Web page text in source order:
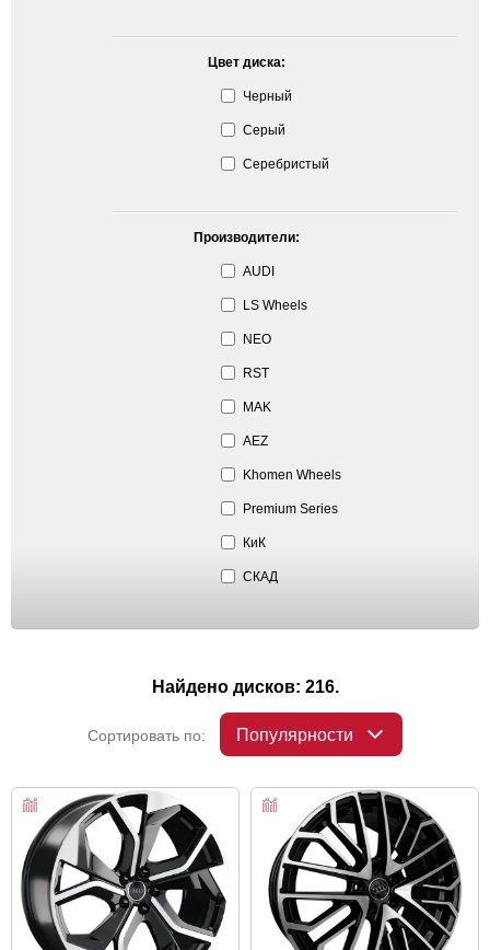
Цвет диска:
Черный
Серый
Серебристый
Производители:
AUDI
LS Wheels
NEO
RST
MAK
AEZ
Khomen Wheels
Premium Series
КиК
СКАД
Найдено дисков: 216.
Сортировать по: Популярности